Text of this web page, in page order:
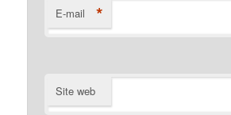
E-mail *
Site web